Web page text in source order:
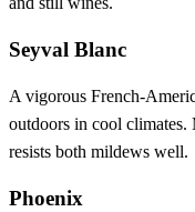
Seyval Blanc
A vigorous French-
outdoors in cool
resists both mildews well.
Phoenix